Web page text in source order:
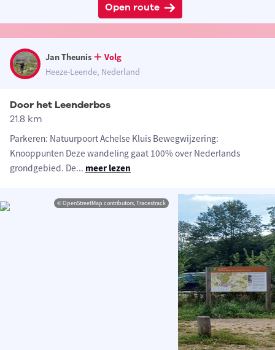
Open route
Jan Theunis
Volg
Heeze-Leende, Nederland
Door het Leenderbos
21.8 km
Parkeren: Natuurpoort Achelse Kluis Bewegwijzering:
Knooppunten Deze wandeling gaat 100% over Nederlands
grondgebied. De... meer lezen
© OpenStreetMap contributors, Tracestrack